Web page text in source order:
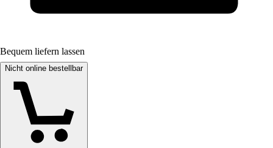
Bequem liefern lassen
Nicht online bestellbar